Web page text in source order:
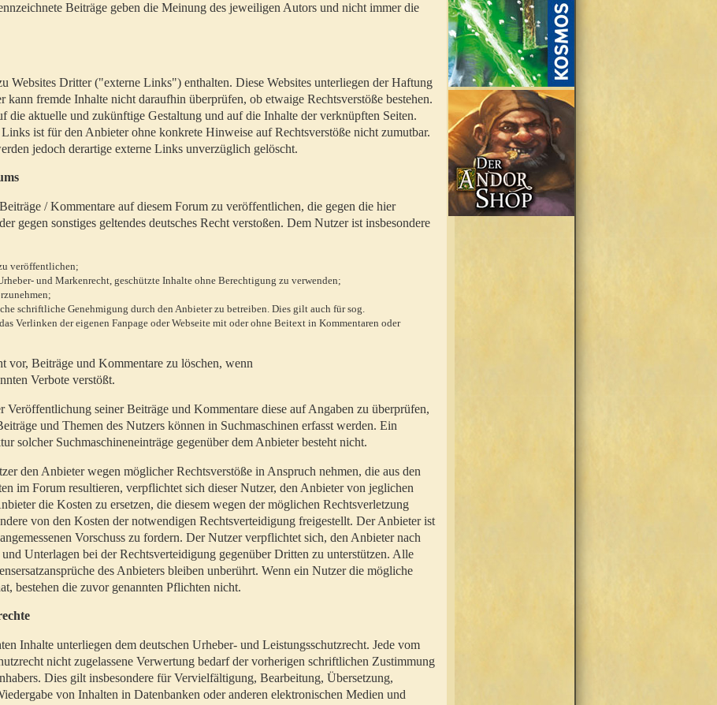
Beiträge geben die Meinung des jeweiligen Autors und nicht immer die
Websites Dritter ("externe Links") enthalten. Diese Websites unterliegen der Haftung
fremde Inhalte nicht daraufhin überprüfen, ob etwaige Rechtsverstöße bestehen.
die aktuelle und zukünftige Gestaltung und auf die Inhalte der verknüpften Seiten.
ist für den Anbieter ohne konkrete Hinweise auf Rechtsverstöße nicht zumutbar.
jedoch derartige externe Links unverzüglich gelöscht.
/ Kommentare auf diesem Forum zu veröffentlichen, die gegen die hier
gegen sonstiges geltendes deutsches Recht verstoßen. Dem Nutzer ist insbesondere
veröffentlichen;
und Markenrecht, geschützte Inhalte ohne Berechtigung zu verwenden;
schriftliche Genehmigung durch den Anbieter zu betreiben. Dies gilt auch für sog.
Verlinken der eigenen Fanpage oder Webseite mit oder ohne Beitext in Kommentaren oder
vor, Beiträge und Kommentare zu löschen, wenn
Verbote verstößt.
seiner Beiträge und Kommentare diese auf Angaben zu überprüfen,
und Themen des Nutzers können in Suchmaschinen erfasst werden. Ein
solcher Suchmaschineneinträge gegenüber dem Anbieter besteht nicht.
den Anbieter wegen möglicher Rechtsverstöße in Anspruch nehmen, die aus den
im Forum resultieren, verpflichtet sich dieser Nutzer, den Anbieter von jeglichen
die Kosten zu ersetzen, die diesem wegen der möglichen Rechtsverletzung
von den Kosten der notwendigen Rechtsverteidigung freigestellt. Der Anbieter ist
Vorschuss zu fordern. Der Nutzer verpflichtet sich, den Anbieter nach
Unterlagen bei der Rechtsverteidigung gegenüber Dritten zu unterstützen. Alle
des Anbieters bleiben unberührt. Wenn ein Nutzer die mögliche
bestehen die zuvor genannten Pflichten nicht.
Inhalte unterliegen dem deutschen Urheber- und Leistungsschutzrecht. Jede vom
nicht zugelassene Verwertung bedarf der vorherigen schriftlichen Zustimmung
Dies gilt insbesondere für Vervielfältigung, Bearbeitung, Übersetzung,
von Inhalten in Datenbanken oder anderen elektronischen Medien und